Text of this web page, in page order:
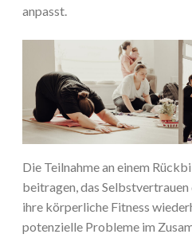
anpasst.
Die Teilnahme an einem
beitragen, das
ihre körperliche Fitness
potenzielle Probleme im